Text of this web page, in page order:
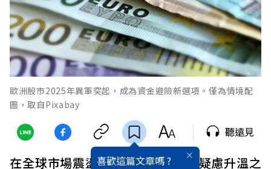
歐洲股市2025年異軍突起，成為資金避險新選項。僅為情境配
圖，取自Pixabay
喜歡這篇文章嗎 ?
聽遠見
在全球市場震盪、美股科技股過熱疑慮升溫之